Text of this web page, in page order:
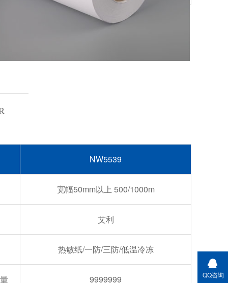
NW5539
宽幅50mm以上 500/1000m
艾利
热敏纸/一防/三防/低温冷冻
9999999 QQ咨询